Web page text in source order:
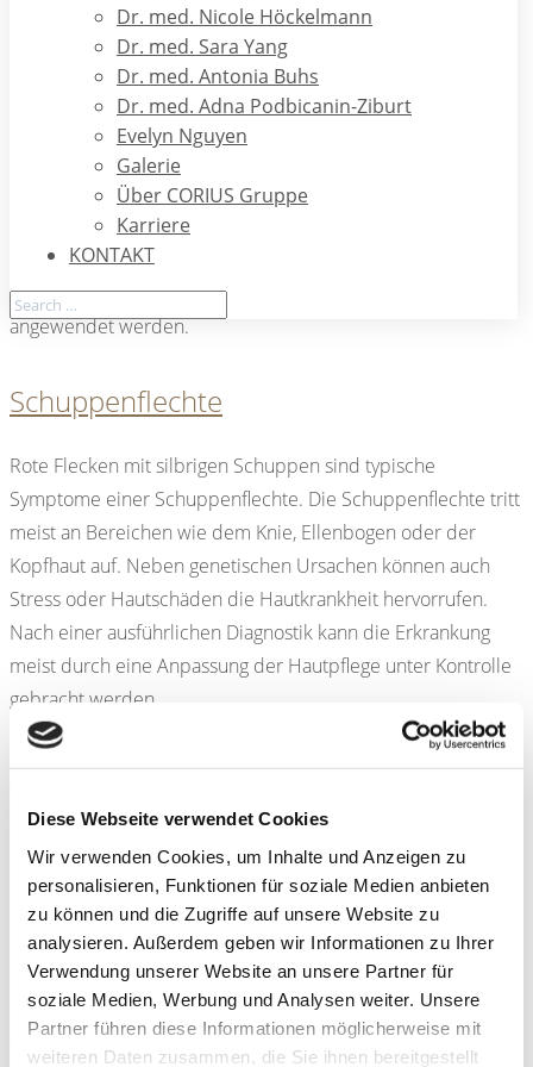
Diese Webseite verwendet Cookies
Wir verwenden Cookies, um Inhalte und Anzeigen zu
personalisieren, Funktionen für soziale Medien anbieten
zu können und die Zugriffe auf unsere Website zu
analysieren. Außerdem geben wir Informationen zu Ihrer
Verwendung unserer Website an unsere Partner für
soziale Medien, Werbung und Analysen weiter. Unsere
Partner führen diese Informationen möglicherweise mit
weiteren Daten zusammen, die Sie ihnen bereitgestellt
Dr. med. Nicole Höckelmann
Dr. med. Sara Yang
Dr. med. Antonia Buhs
Dr. med. Adna Podbicanin-Ziburt
Evelyn Nguyen
Galerie
Über CORIUS Gruppe
Karriere
KONTAKT
Neurodermitis
Neurodermitis zeigt sich durch schubweise auftretende
Ekzeme und Juckreiz. Dabei muss eine Neurodermitis-
Erkrankung nicht zwingend vererbt werden. Eine gestörte
Hautbarriere oder eine Reaktion auf bestimmte Stoffe
können die Krankheit hervorrufen. Je nach Ursache und
Ausprägung können unterschiedlichste Therapieverfahren
angewendet werden.
Schuppenflechte
Rote Flecken mit silbrigen Schuppen sind typische
Symptome einer Schuppenflechte. Die Schuppenflechte tritt
meist an Bereichen wie dem Knie, Ellenbogen oder der
Kopfhaut auf. Neben genetischen Ursachen können auch
Stress oder Hautschäden die Hautkrankheit hervorrufen.
Nach einer ausführlichen Diagnostik kann die Erkrankung
meist durch eine Anpassung der Hautpflege unter Kontrolle
gebracht werden.
Hautinfektionen
Bakterien und Viren. Wird die Hautbarriere jedoch verletzt
oder geschwächt, können diese Viren Infektionen oder
Erkrankungen der Haut hervorrufen. Je nach Infektionsgrad
und Symptombild können verschiedene
Behandlungsmethoden umgesetzt werden. Neben
alternativen Methoden mit Salben oder Umschlägen helfen